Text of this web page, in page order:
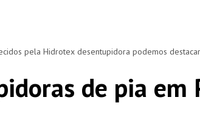
pela Hidrotex desentupidora podemos
de pia em